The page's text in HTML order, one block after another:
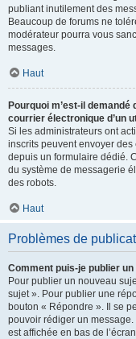
publiant inutilement des
Beaucoup de forums ne
modérateur pourra vous
messages.
Haut
Pourquoi m’est-il
courrier électronique d’un
Si les administrateurs ont
inscrits peuvent envoyer
depuis un formulaire dédié.
du système de messagerie
des robots.
Haut
Problèmes de
Comment puis-je publier
Pour publier un nouveau
sujet ». Pour publier une
bouton « Répondre ». Il se
pouvoir rédiger un
est affichée en bas de